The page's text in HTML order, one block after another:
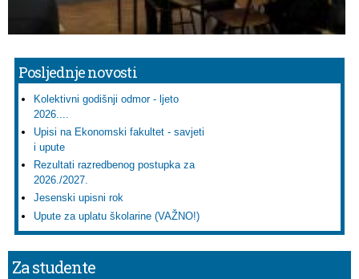
Posljednje novosti
Kolektivni godišnji odmor - ljeto
2026....
Upisi na Ekonomski fakultet - savjeti
i upute
Rezultati razredbenog postupka za
2026./2027.
Jesenski upisni rok
Upute za uplatu školarine (VAŽNO!)
Za studente